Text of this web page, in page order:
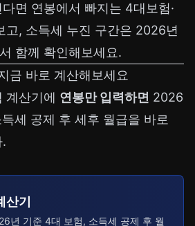
면 연봉에서 빠지는 4대보험·
고, 소득세 누진 구간은 2026년
함께 확인해보세요.
금 바로 계산해보세요
계산기에 연봉만 입력하면 2026
세 공제 후 세후 월급을 바로
산기
년 기준 4대 보험, 소득세 공제 후 월